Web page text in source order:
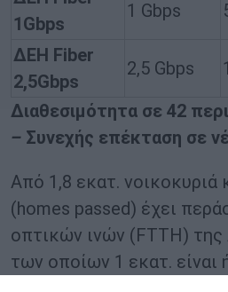
1Gbps
1 Gbps
ΔΕΗ Fiber
2,5Gbps
2,5 Gbps
Διαθεσιμότητα σε 42
– Συνεχής επέκταση σε
Από 1,8 εκατ. νοικοκυριά
(homes passed) έχει
οπτικών ινών (FTTH)
των οποίων 1 εκατ. είναι